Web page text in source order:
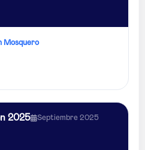
Mosquero
2025 Septiembre 2025